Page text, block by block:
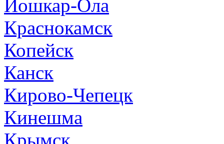
Йошкар-Ола
Краснокамск
Копейск
Канск
Кирово-Чепецк
Кинешма
Крымск